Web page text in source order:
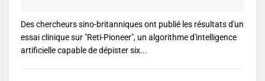
Des chercheurs sino-britanniques ont publié les résultats d'un
essai clinique sur "Reti-Pioneer", un algorithme d'intelligence
artificielle capable de dépister six...